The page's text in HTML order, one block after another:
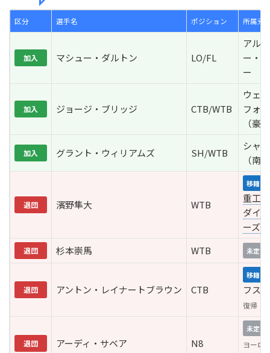
区分 選手名 ポジション 所属元/
加入 マシュー・ダルトン LO/FL
アル
ー・
ー
加入 ジョージ・ブリッジ CTB/WTB
ウェ
フォ
（豪
加入 グラント・ウィリアムズ SH/WTB
シャ
（南
退団 濱野隼大 WTB
移籍
重工
ダイ
ーズ
退団 杉本崇馬 WTB 未定
退団 アントン・レイナートブラウン CTB
移籍
フス
復帰
退団 アーディ・サベア N8
未定
ヨーロ